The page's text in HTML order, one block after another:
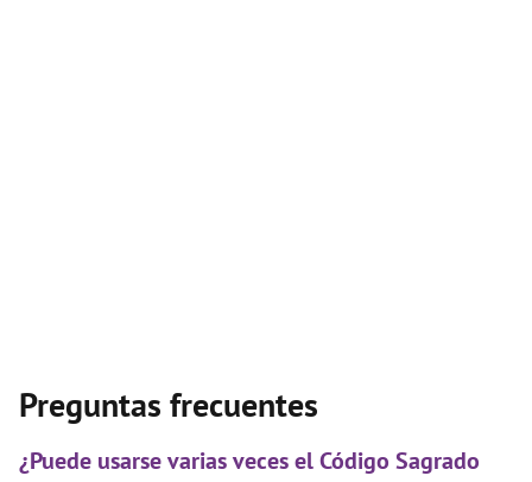
Preguntas frecuentes
¿Puede usarse varias veces el Código Sagrado